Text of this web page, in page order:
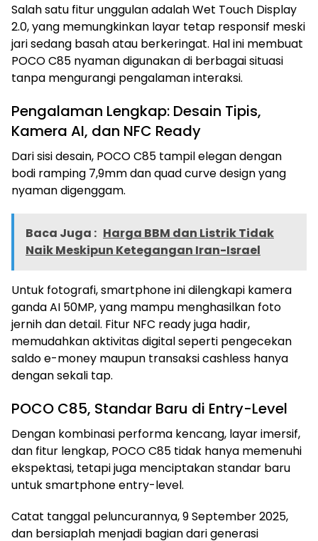
Salah satu fitur unggulan adalah Wet Touch Display
2.0, yang memungkinkan layar tetap responsif meski
jari sedang basah atau berkeringat. Hal ini membuat
POCO C85 nyaman digunakan di berbagai situasi
tanpa mengurangi pengalaman interaksi.
Pengalaman Lengkap: Desain Tipis,
Kamera AI, dan NFC Ready
Dari sisi desain, POCO C85 tampil elegan dengan
bodi ramping 7,9mm dan quad curve design yang
nyaman digenggam.
Baca Juga : Harga BBM dan Listrik Tidak
Naik Meskipun Ketegangan Iran-Israel
Untuk fotografi, smartphone ini dilengkapi kamera
ganda AI 50MP, yang mampu menghasilkan foto
jernih dan detail. Fitur NFC ready juga hadir,
memudahkan aktivitas digital seperti pengecekan
saldo e-money maupun transaksi cashless hanya
dengan sekali tap.
POCO C85, Standar Baru di Entry-Level
Dengan kombinasi performa kencang, layar imersif,
dan fitur lengkap, POCO C85 tidak hanya memenuhi
ekspektasi, tetapi juga menciptakan standar baru
untuk smartphone entry-level.
Catat tanggal peluncurannya, 9 September 2025,
dan bersiaplah menjadi bagian dari generasi